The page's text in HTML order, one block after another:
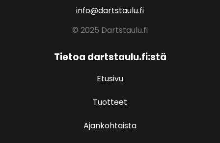
info@dartstaulu.fi
© 2025 Dartstaulu.fi
Tietoa dartstaulu.fi:stä
Etusivu
Tuotteet
Ajankohtaista